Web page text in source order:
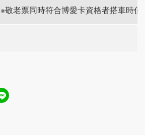
※敬老票同時符合博愛卡資格者搭車時